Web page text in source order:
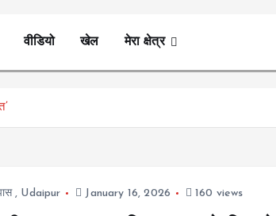
वीडियो खेल मेरा क्षेत्र
, Udaipur January 16, 2026 160 views